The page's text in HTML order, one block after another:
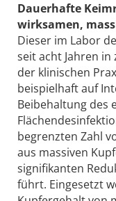
Dauerhafte
wirksamen,
Dieser im Labor
seit acht Jahren
der klinischen
beispielhaft auf
Beibehaltung des
begrenzten Zahl
aus massiven
signifikanten
führt. Eingesetzt